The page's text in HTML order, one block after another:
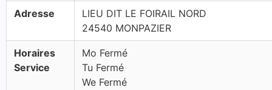
Adresse
LIEU DIT LE FOIRAIL NORD
24540 MONPAZIER
Horaires
Service
Mo Fermé
Tu Fermé
We Fermé